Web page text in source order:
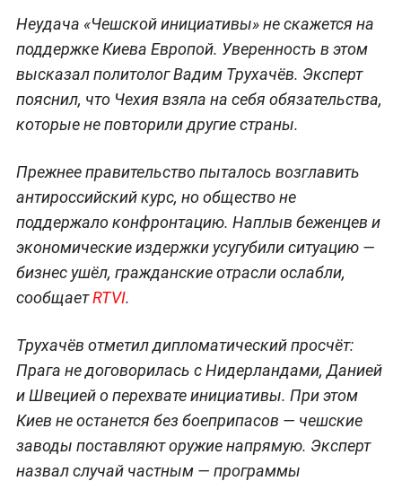
Неудача «Чешской инициативы» не скажется на
поддержке Киева Европой. Уверенность в этом
высказал политолог Вадим Трухачёв. Эксперт
пояснил, что Чехия взяла на себя обязательства,
которые не повторили другие страны.
Прежнее правительство пыталось возглавить
антироссийский курс, но общество не
поддержало конфронтацию. Наплыв беженцев и
экономические издержки усугубили ситуацию —
бизнес ушёл, гражданские отрасли ослабли,
сообщаетRTVI.
Трухачёв отметил дипломатический просчёт:
Прага не договорилась с Нидерландами, Данией
и Швецией о перехвате инициативы. При этом
Киев не останется без боеприпасов — чешские
заводы поставляют оружие напрямую. Эксперт
назвал случай частным — программы